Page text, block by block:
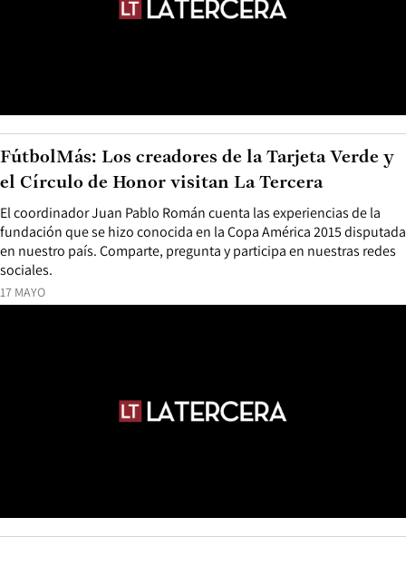
17 MAYO
El coordinador Juan Pablo Román cuenta las experiencias de la
fundación que se hizo conocida en la Copa América 2015 disputada
en nuestro país. Comparte, pregunta y participa en nuestras redes
sociales.
FútbolMás: Los creadores de la Tarjeta Verde y
el Círculo de Honor visitan La Tercera